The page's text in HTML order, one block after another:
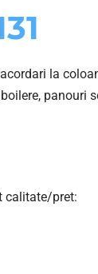
la
panouri
calitate/pret: